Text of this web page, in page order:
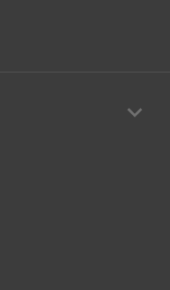
keyboard_arrow_down